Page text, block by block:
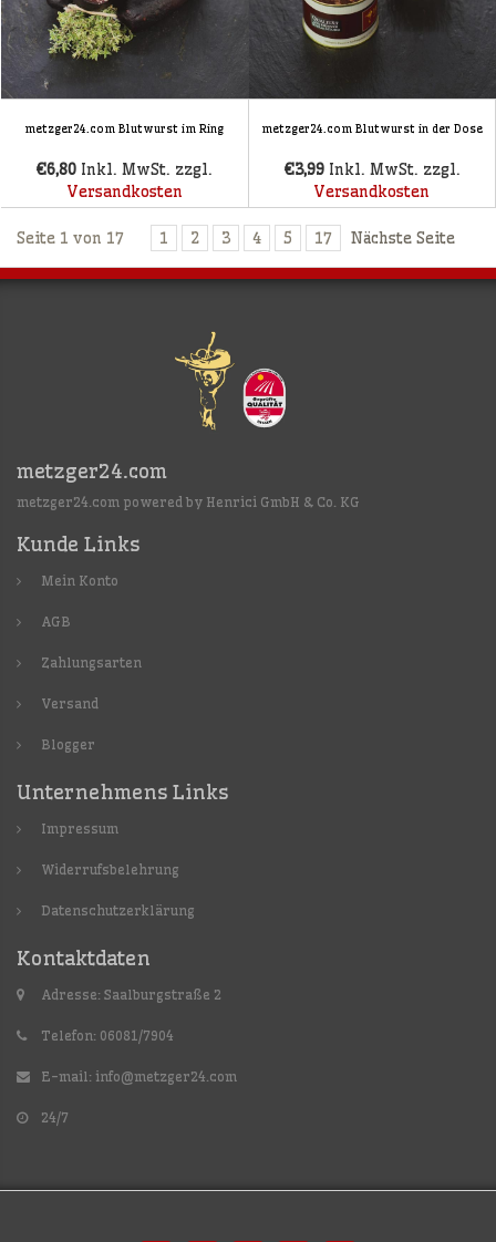
metzger24.com Blutwurst im Ring
€6,80 Inkl. MwSt. zzgl.
Versandkosten
metzger24.com Blutwurst in der Dose
€3,99 Inkl. MwSt. zzgl.
Versandkosten
Seite 1 von 17 1 2 3 4 5 17 Nächste Seite
metzger24.com
metzger24.com powered by Henrici GmbH & Co. KG
Kunde Links
Mein Konto
AGB
Zahlungsarten
Versand
Blogger
Unternehmens Links
Impressum
Widerrufsbelehrung
Datenschutzerklärung
Kontaktdaten
Adresse: Saalburgstraße 2
Telefon: 06081/7904
E-mail: info@metzger24.com
24/7